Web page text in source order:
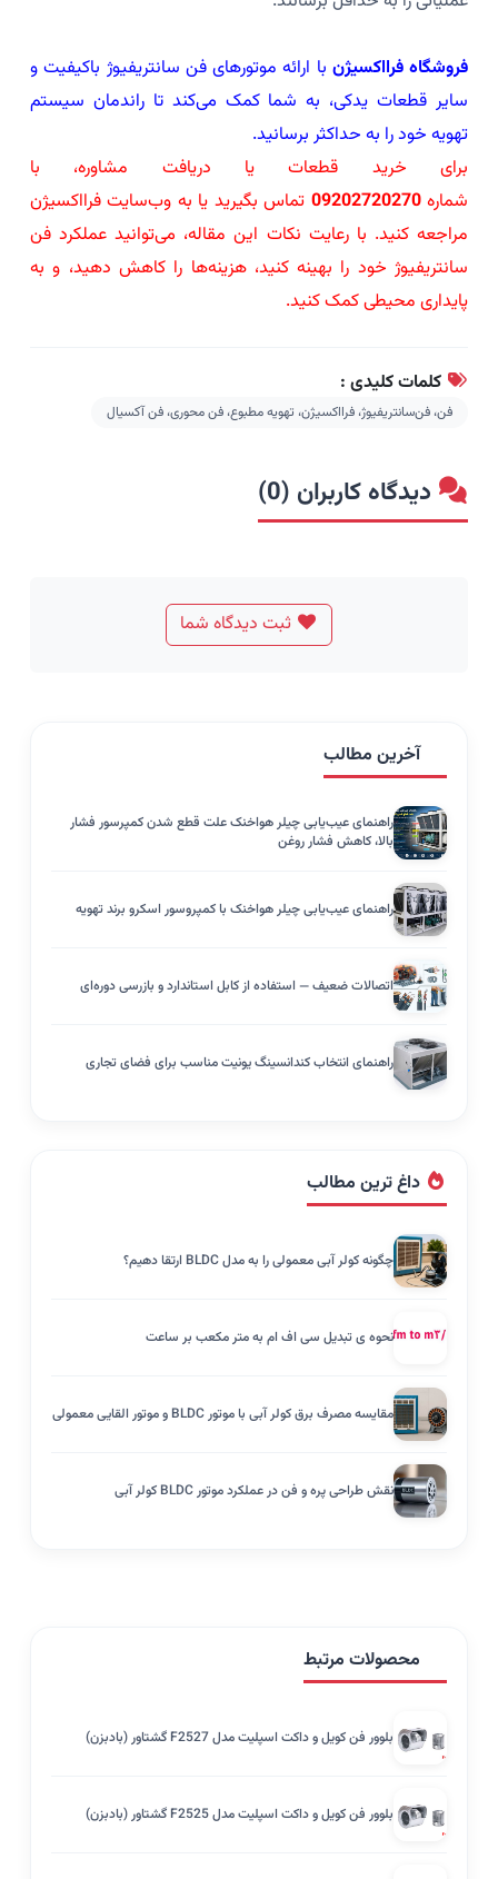
آخرین مطالب
راهنمای عیب‌یابی چیلر هواخنک علت قطع شدن کمپرسور فشار
بالا، کاهش فشار روغن
راهنمای عیب‌یابی چیلر هواخنک با کمپروسور اسکرو برند تهویه
اتصالات ضعیف — استفاده از کابل استاندارد و بازرسی دوره‌ای
راهنمای انتخاب کندانسینگ یونیت مناسب برای فضای تجاری
داغ ترین مطالب
چگونه کولر آبی معمولی را به مدل BLDC ارتقا دهیم؟
نحوه ی تبدیل سی اف ام به متر مکعب بر ساعت
مقایسه مصرف برق کولر آبی با موتور BLDC و موتور القایی معمولی
نقش طراحی پره و فن در عملکرد موتور BLDC کولر آبی
فروشگاه فرااکسیژن با ارائه موتورهای فن سانتریفیوژ باکیفیت و
سایر قطعات یدکی، به شما کمک می‌کند تا راندمان سیستم
تهویه خود را به حداکثر برسانید.
برای خرید قطعات یا دریافت مشاوره، با
شماره09202720270 تماس بگیرید یا به وب‌سایت فرااکسیژن
مراجعه کنید. با رعایت نکات این مقاله، می‌توانید عملکرد فن
سانتریفیوژ خود را بهینه کنید، هزینه‌ها را کاهش دهید، و به
پایداری محیطی کمک کنید.
کلمات کلیدی :
فن، فن‌سانتریفیوژ، فرااکسیژن، تهویه مطبوع، فن محوری، فن آکسیال
دیدگاه کاربران (0)
ثبت دیدگاه شما
محصولات مرتبط
بلوور فن کویل و داکت اسپلیت مدل F2527 گشتاور (بادبزن)
بلوور فن کویل و داکت اسپلیت مدل F2525 گشتاور (بادبزن)